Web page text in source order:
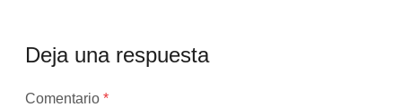
Deja una respuesta
Tu
Comentario*